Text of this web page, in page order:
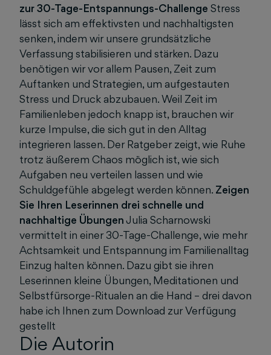
zur 30-Tage-Entspannungs-Challenge Stress
lässt sich am effektivsten und nachhaltigsten
senken, indem wir unsere grundsätzliche
Verfassung stabilisieren und stärken. Dazu
benötigen wir vor allem Pausen, Zeit zum
Auftanken und Strategien, um aufgestauten
Stress und Druck abzubauen. Weil Zeit im
Familienleben jedoch knapp ist, brauchen wir
kurze Impulse, die sich gut in den Alltag
integrieren lassen. Der Ratgeber zeigt, wie Ruhe
trotz äußerem Chaos möglich ist, wie sich
Aufgaben neu verteilen lassen und wie
Schuldgefühle abgelegt werden können. Zeigen
Sie Ihren Leserinnen drei schnelle und
nachhaltige ÜbungenJulia Scharnowski
vermittelt in einer 30-Tage-Challenge, wie mehr
Achtsamkeit und Entspannung im Familienalltag
Einzug halten können. Dazu gibt sie ihren
Leserinnen kleine Übungen, Meditationen und
Selbstfürsorge-Ritualen an die Hand – drei davon
habe ich Ihnen zum Download zur Verfügung
gestellt
Die Autorin